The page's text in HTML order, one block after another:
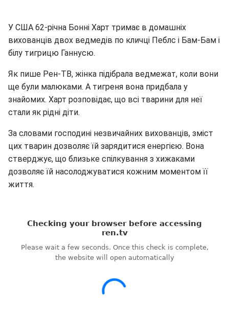
У США 62-річна Бонні Харт тримає в домашніх
вихованців двох ведмедів по кличці Пеблс і Бам-Бам і
білу тигрицю Ганнусю.
Як пише Рен-ТВ, жінка підібрала ведмежат, коли вони
ще були малюками. А тигреня вона придбала у
знайомих. Харт розповідає, що всі тварини для неї
стали як рідні діти.
За словами господині незвичайних вихованців, зміст
цих тварин дозволяє їй зарядитися енергією. Вона
стверджує, що близьке спілкування з хижаками
дозволяє їй насолоджуватися кожним моментом її
життя.